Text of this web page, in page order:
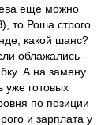
еще можно
то Роша строго
какой шанс?
облажались -
А на замену
уже готовых
по позиции
и зарплата у